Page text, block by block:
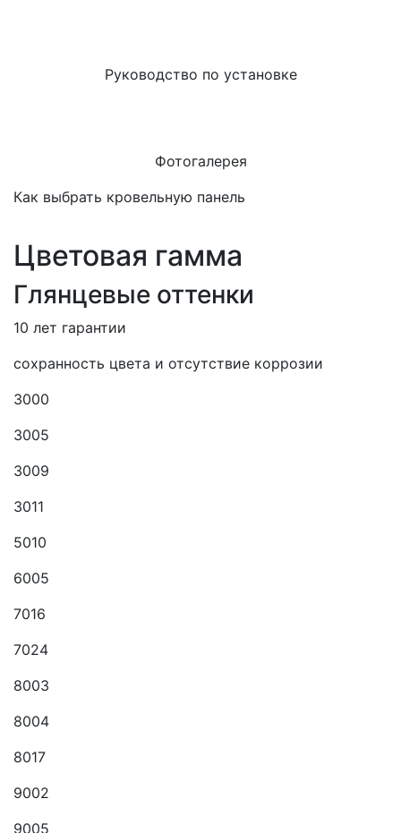
Руководство по установке
Фотогалерея
Как выбрать кровельную панель
Цветовая гамма
Глянцевые оттенки
10 лет гарантии
сохранность цвета и отсутствие коррозии
3000
3005
3009
3011
5010
6005
7016
7024
8003
8004
8017
9002
9005